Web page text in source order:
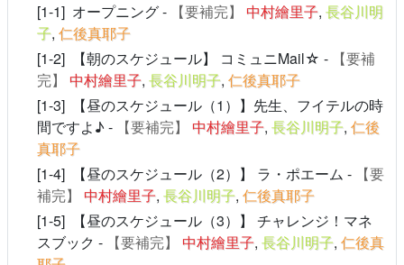
[1-1] オープニング -
【要補完】 中村繪里子, 長谷川明
子, 仁後真耶子
[1-2] 【朝のスケジュール】 コミュニMail☆ -
【要補
完】
中村繪里子, 長谷川明子, 仁後真耶子
[1-3] 【昼のスケジュール（1）】先生、フイテルの時
間ですよ♪ -
【要補完】 中村繪里子, 長谷川明子, 仁後
真耶子
[1-4] 【昼のスケジュール（2）】 ラ・ポエーム -
【要
補完】
中村繪里子, 長谷川明子, 仁後真耶子
[1-5] 【昼のスケジュール（3）】 チャレンジ！マネ
スブック -
【要補完】 中村繪里子, 長谷川明子, 仁後真